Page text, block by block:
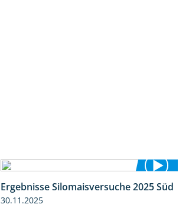
5:36
Ergebnisse Silomaisversuche 2025 Süd
30.11.2025